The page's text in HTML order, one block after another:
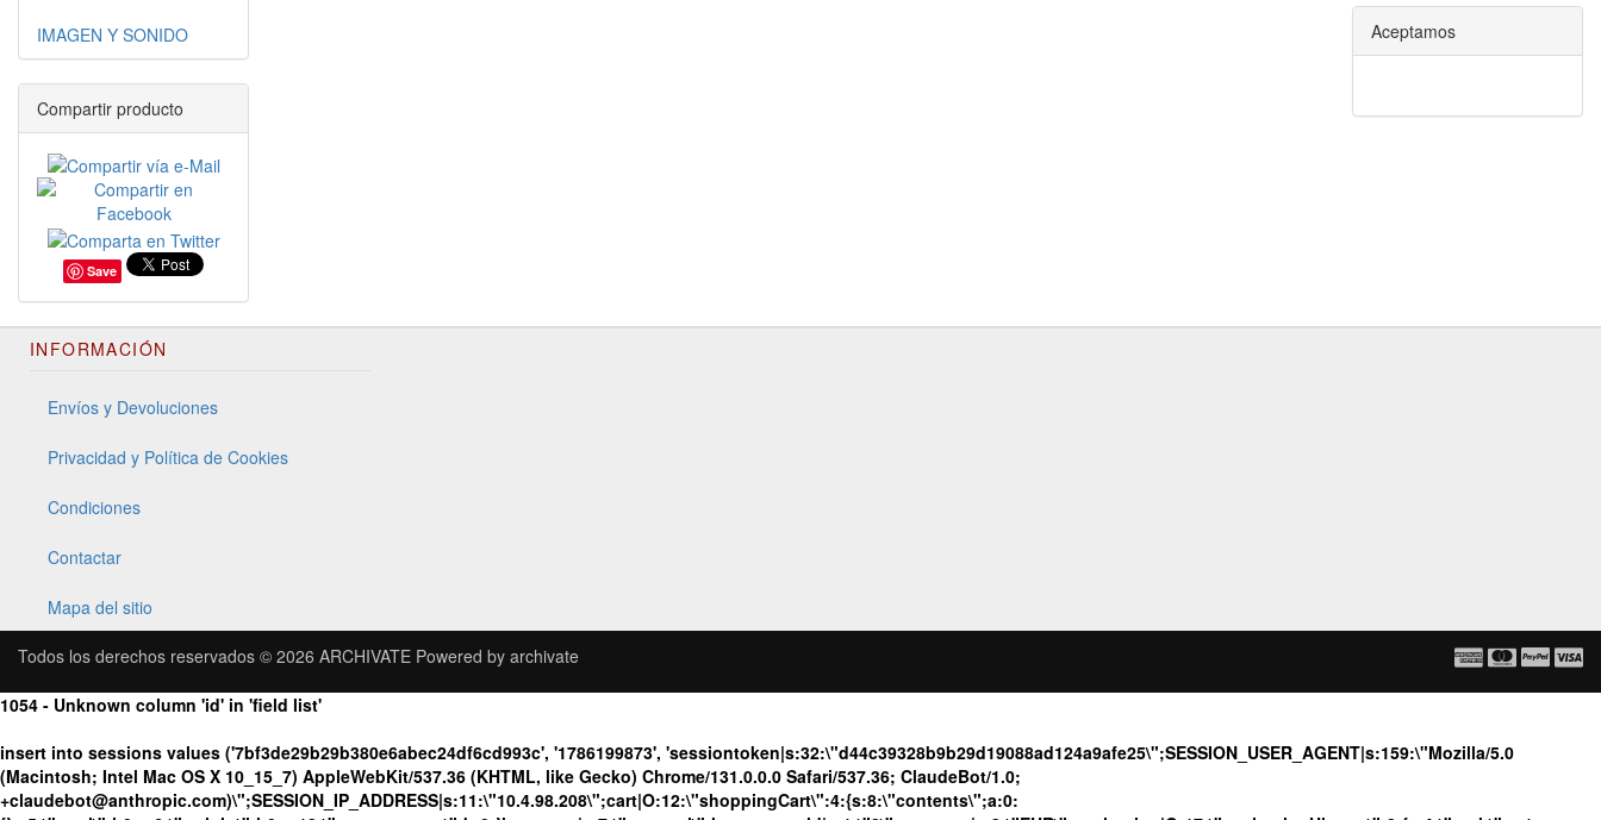
IMAGEN Y SONIDO
Compartir producto
Save
Aceptamos
INFORMACIÓN
Envíos y Devoluciones
Privacidad y Política de Cookies
Condiciones
Contactar
Mapa del sitio
Todos los derechos reservados © 2026 ARCHIVATE Powered by archivate
1054 - Unknown column 'id' in 'field list'
insert into sessions values ('7bf3de29b29b380e6abec24df6cd993c', '1786199873', 'sessiontoken|s:32:\"d44c39328b9b29d19088ad124a9afe25\";SESSION_USER_AGENT|s:159:\"Mozilla/5.0
(Macintosh; Intel Mac OS X 10_15_7) AppleWebKit/537.36 (KHTML, like Gecko) Chrome/131.0.0.0 Safari/537.36; ClaudeBot/1.0;
+claudebot@anthropic.com)\";SESSION_IP_ADDRESS|s:11:\"10.4.98.208\";cart|O:12:\"shoppingCart\":4:{s:8:\"contents\";a:0: